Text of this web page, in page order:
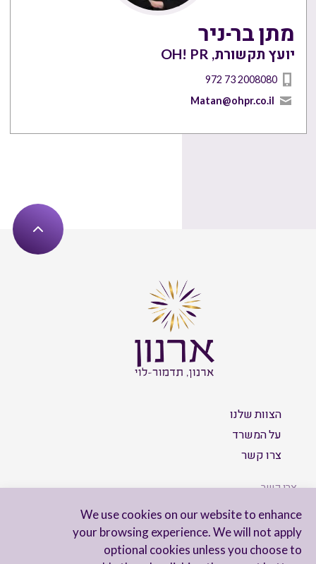
We use cookies on our website to enhance
your browsing experience. We will not apply
optional cookies unless you choose to
מתן בר-ניר
יועץ תקשורת, OH! PR
972 73 2008080
Matan@ohpr.co.il
הצוות שלנו
על המשרד
צרו קשר
צרו קשר
הישארו מעודכנים